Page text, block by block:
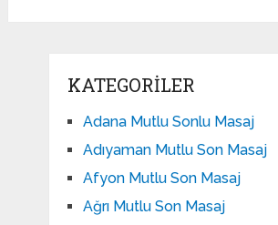
KATEGORILER
Adana Mutlu Sonlu Masaj
Adıyaman Mutlu Son Masaj
Afyon Mutlu Son Masaj
Ağrı Mutlu Son Masaj